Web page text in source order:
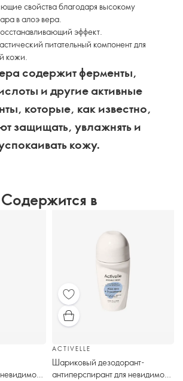
свойства благодаря высокому
в алоэ вера.
эффект.
питательный компонент для
кожи.
содержит ферменты,
и другие активные
которые, как известно,
защищать, увлажнять и
кожу.
Содержится в
ACTIVELLE
Шариковый дезодорант-
антиперспирант для невидимой